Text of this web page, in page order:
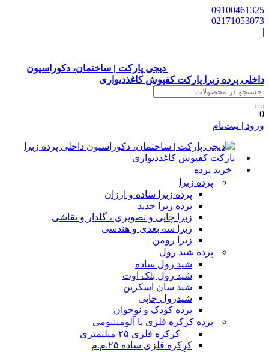
دیجی پارکت | ساختمان، دکوراسیون
پرده زبرا پارکت کفپوش کاغذدیواری
| ثبت‌نام
خرید پرده
پرده زبرا
پرده زبرا ساده و ارزان
پرده زبرا جدید
زبرا چاپی و تصویری ، گلدار و نقاشی
زبرا سه بعدی و هندسی
زبرا رومن
پرده شید رول
شید رول ساده
شید رول بلک اوت
شید سان اسکرین
شیدرول چاپی
پرده کودک و نوجوان
پرده کرکره فلزی یا آلومینیومی
__ کرکره فلزی ۲۵ میلیمتری
کرکره فلزی ساده ۲۵.م.م